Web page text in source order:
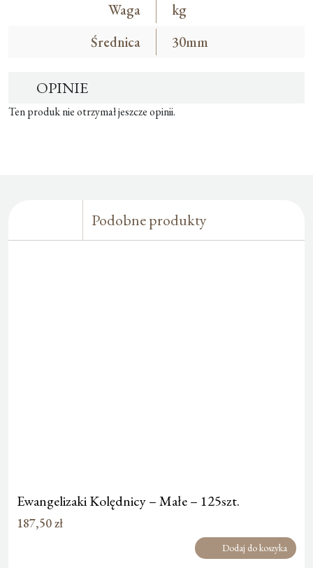
Waga
kg
Średnica
30mm
OPINIE
Ten produk nie otrzymał jeszcze opinii.
Podobne produkty
Ewangelizaki Kolędnicy – Małe – 125szt.
187,50zł
Dodaj do koszyka